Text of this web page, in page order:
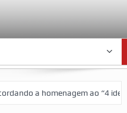
homenagem ao “4 ideal”